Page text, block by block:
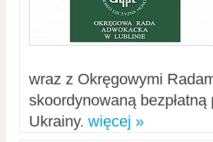
wraz z Okręgowymi
skoordynowaną
Ukrainy. więcej »